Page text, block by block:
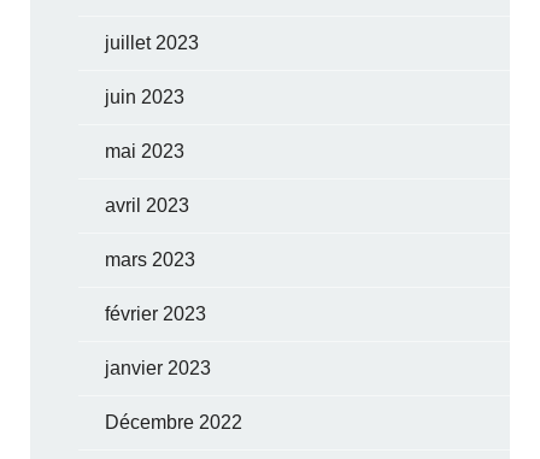
juillet 2023
juin 2023
mai 2023
avril 2023
mars 2023
février 2023
janvier 2023
Décembre 2022